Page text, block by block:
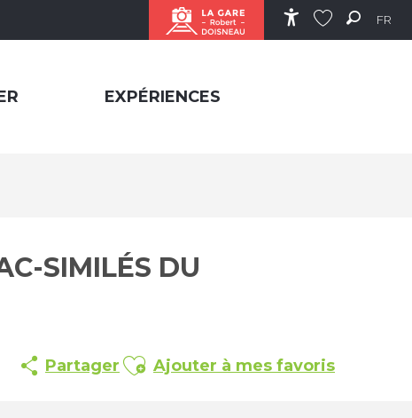
Accessibilité
FR
EXPÉRIENCES
SIMILÉS DU
Partager Ajouter aux favoris
Ajouter à mes favoris